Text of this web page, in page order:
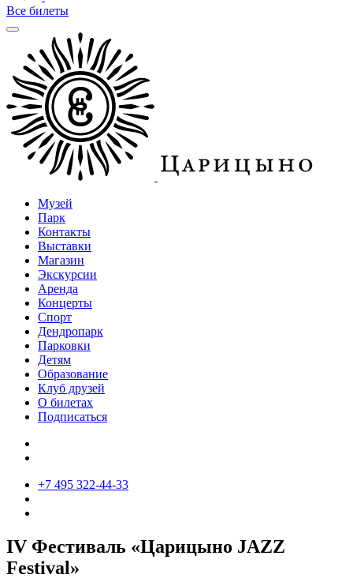
Все билеты
Музей
Парк
Контакты
Выставки
Магазин
Экскурсии
Аренда
Концерты
Спорт
Дендропарк
Парковки
Детям
Образование
Клуб друзей
О билетах
Подписаться
+7 495 322-44-33
IV Фестиваль «Царицыно JAZZ
Festival»